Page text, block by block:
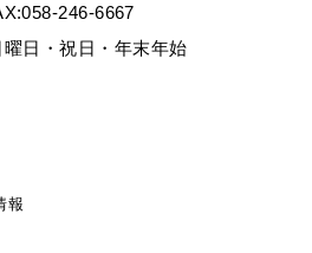
246-6667
日・祝日・年末年始
報